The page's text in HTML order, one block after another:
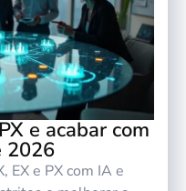
e acabar com
2026
EX e PX com IA e